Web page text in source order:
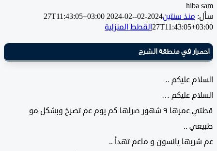
منذ سنتين2024-02-27T11:43:05+03:00
2024-02-
القطط المنزلية
في منطقة الشرج
عليكم ..
عليكم …
قطتي عمرها ٩ شهور صرلها كم يوم عم تصرخ وبشكل مو
..
يانسون و ماعم تهدأ ..